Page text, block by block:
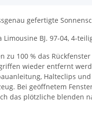
gefertigte
BJ. 97-04, 4-
zu 100 % das
wieder entfernt
Halteclips
Bei geöffnetem
das plötzliche blenden